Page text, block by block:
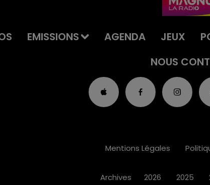
EMISSIONS AGENDA JEUX
NOUS
Mentions Légales
Archives 2026 2025